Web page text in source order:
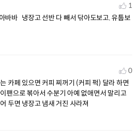
1
바바   냉장고 선반 다 빼서 닦아도보고. 유툽보
0
카페 있으면 커피 찌꺼기 (커피 퍽) 달라 하면
팬으로 볶아서 수분기 아예 없애면서 말리고
두면 냉장고 냄새 거진 사라져